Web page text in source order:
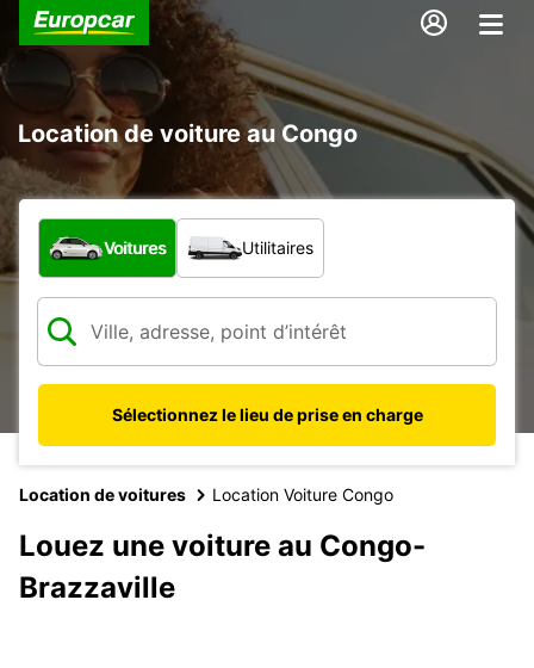
Location de voiture au Congo
Quel type de véhicule ?
Voitures Utilitaires
Sélectionnez le lieu de prise en charge
Location de voitures Location Voiture Congo
Louez une voiture au Congo-
Brazzaville